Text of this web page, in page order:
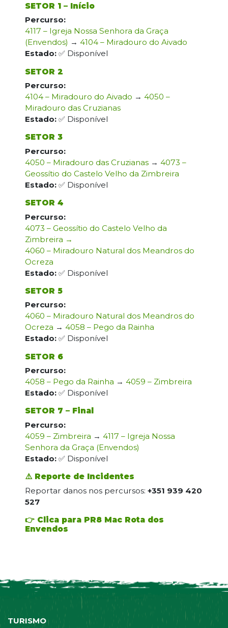
SETOR 1 – Início
Percurso:
4117 – Igreja Nossa Senhora da Graça
(Envendos) → 4104 – Miradouro do Aivado
Estado:✅ Disponível
SETOR 2
Percurso:
4104 – Miradouro do Aivado → 4050 –
Miradouro das Cruzianas
Estado:✅ Disponível
SETOR 3
Percurso:
4050 – Miradouro das Cruzianas→ 4073 –
Geossítio do Castelo Velho da Zimbreira
Estado:✅ Disponível
SETOR 4
Percurso:
4073 – Geossítio do Castelo Velho da
Zimbreira →
4060 – Miradouro Natural dos Meandros do
Ocreza
Estado:✅ Disponível
SETOR 5
Percurso:
4060 – Miradouro Natural dos Meandros do
Ocreza → 4058 – Pego da Rainha
Estado:✅ Disponível
SETOR 6
Percurso:
4058 – Pego da Rainha → 4059 – Zimbreira
Estado:✅ Disponível
SETOR 7 – Final
Percurso:
4059 – Zimbreira → 4117 – Igreja Nossa
Senhora da Graça (Envendos)
Estado:✅ Disponível
⚠️ Reporte de Incidentes
Reportar danos nos percursos: +351 939 420
527
👉 Clica para PR8 Mac Rota dos
Envendos
TURISMO